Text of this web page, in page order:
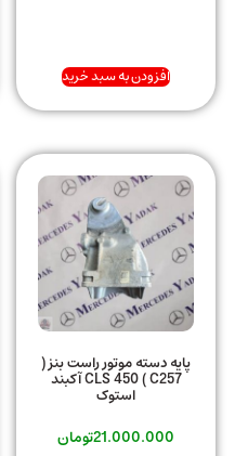
افزودن به سبد خرید
پایه دسته موتور راست بنز (
CLS 450 ( C257 آکبند
استوک
21.000.000تومان